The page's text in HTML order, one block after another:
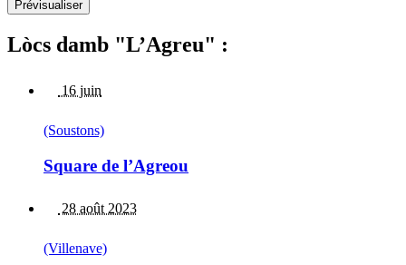
Lòcs damb "L’Agreu" :
16 juin
(Soustons)
Square de l’Agreou
28 août 2023
(Villenave)